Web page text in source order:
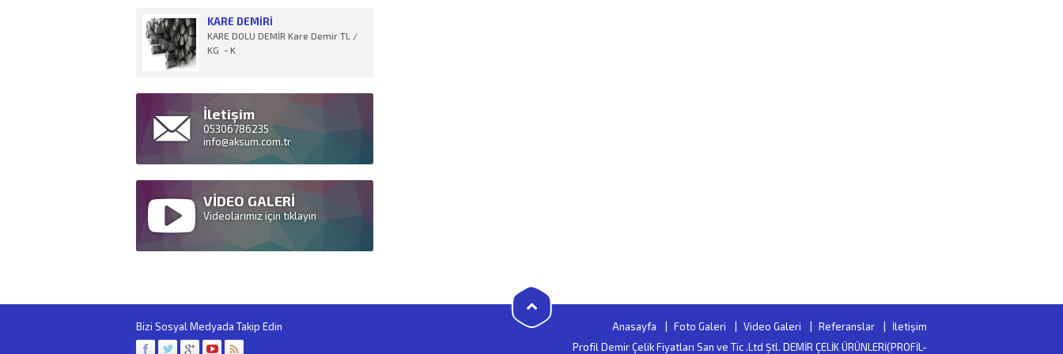
KARE DEMIRI
KARE DOLU DEMİR Kare Demir TL /
KG - K
İletişim
05306786235
info@aksum.com.tr
VİDEO GALERİ
Videolarımız için tıklayın
Bizi Sosyal Medyada Takip Edin Anasayfa Foto Galeri Video Galeri Referanslar
İletişim
Profil Demir Çelik Fiyatları San ve Tic .Ltd Ştl. DEMİR ÇELİK ÜRÜNLERİ(PROFİL-